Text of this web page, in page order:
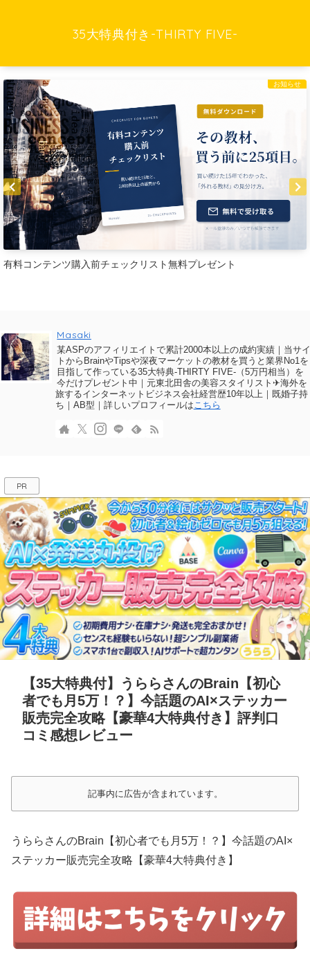
35大特典付き-THIRTY FIVE-
お知らせ
有料コンテンツ購入前チェックリスト無料プレゼント
Masaki
某ASPのアフィリエイトで累計2000本以上の成約実績｜当サ
トからBrainやTipsや深夜マーケットの教材を買うと業界No1を
目指して作っている35大特典-THIRTY FIVE-（5万円相当）を
今だけプレゼント中｜元東北田舎の美容スタイリスト✈海外を
旅するインターネットビジネス会社経営歴10年以上｜既婚子持
ち｜AB型｜詳しいプロフィールはこちら
PR
【35大特典付】うららさんのBrain【初心
者でも月5万！？】今話題のAI×ステッカー
販売完全攻略【豪華4大特典付き】評判口
コミ感想レビュー
記事内に広告が含まれています。
うららさんのBrain【初心者でも月5万！？】今話題のAI×
ステッカー販売完全攻略【豪華4大特典付き】